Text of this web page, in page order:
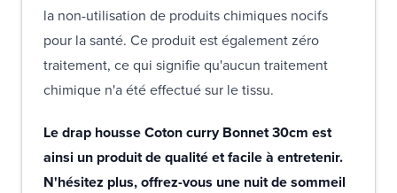
la non-utilisation de produits chimiques nocifs
pour la santé. Ce produit est également zéro
traitement, ce qui signifie qu'aucun traitement
chimique n'a été effectué sur le tissu.
Le drap housse Coton curry Bonnet 30cm est
ainsi un produit de qualité et facile à entretenir.
N'hésitez plus, offrez-vous une nuit de sommeil